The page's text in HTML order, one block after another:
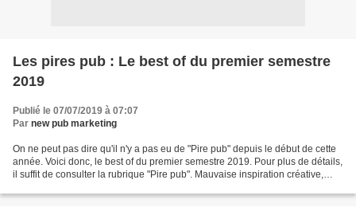
Les pires pub : Le best of du premier semestre
2019
Publié le 07/07/2019 à 07:07
Par new pub marketing
On ne peut pas dire qu'il n'y a pas eu de "Pire pub" depuis le début de cette
année. Voici donc, le best of du premier semestre 2019. Pour plus de détails,
il suffit de consulter la rubrique "Pire pub". Mauvaise inspiration créative,